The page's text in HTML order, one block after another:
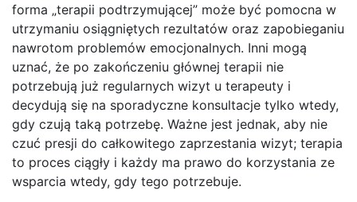
forma „terapii podtrzymującej” może być pomocna w
utrzymaniu osiągniętych rezultatów oraz zapobieganiu
nawrotom problemów emocjonalnych. Inni mogą
uznać, że po zakończeniu głównej terapii nie
potrzebują już regularnych wizyt u terapeuty i
decydują się na sporadyczne konsultacje tylko wtedy,
gdy czują taką potrzebę. Ważne jest jednak, aby nie
czuć presji do całkowitego zaprzestania wizyt; terapia
to proces ciągły i każdy ma prawo do korzystania ze
wsparcia wtedy, gdy tego potrzebuje.